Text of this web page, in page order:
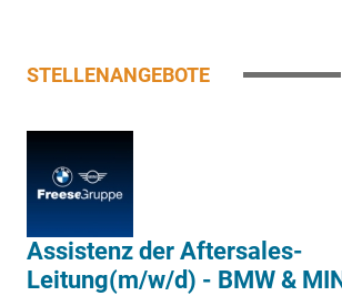
STELLENANGEBOTE
Assistenz der Aftersales-
Leitung(m/w/d) - BMW &